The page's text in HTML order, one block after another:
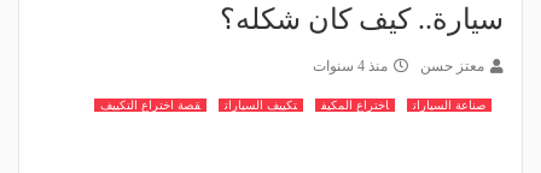
سيارة.. كيف كان شكله؟
معتز حسن منذ 4 سنوات
صناعة السيارات اختراع المكيف تكييف السيارات قصة اختراع التكييف